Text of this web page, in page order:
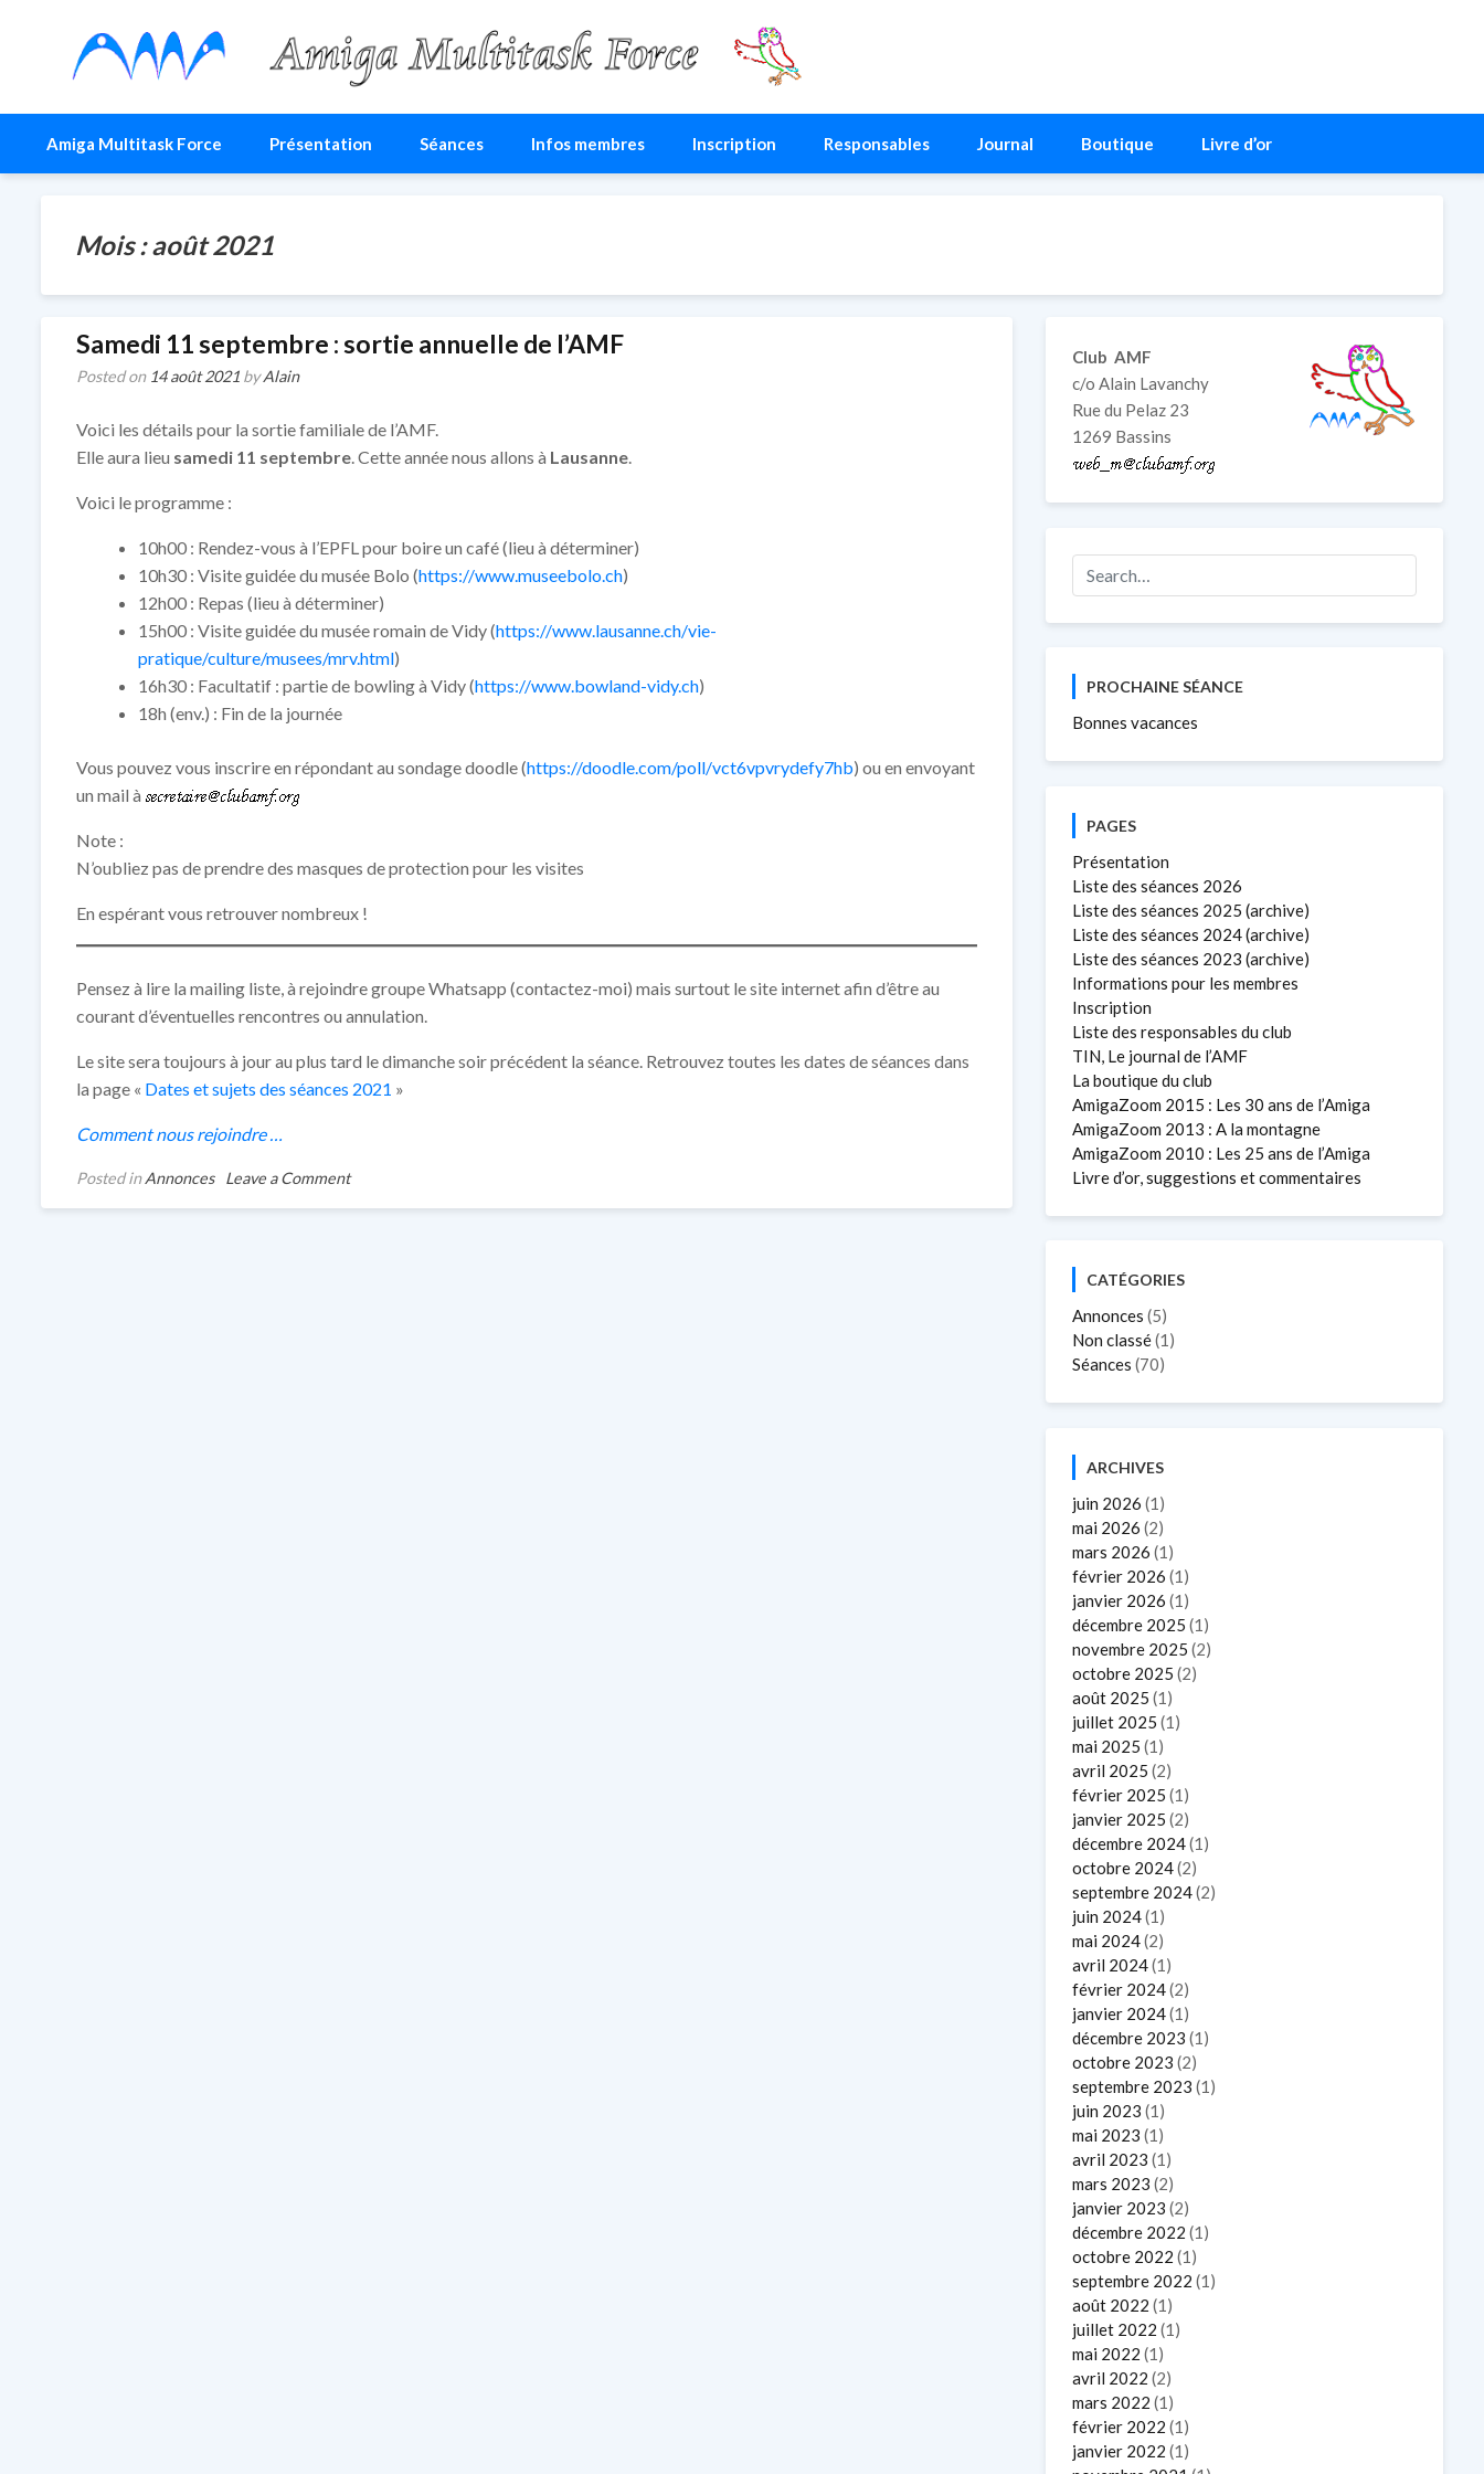
Amiga Multitask Force
Amiga Multitask Force Présentation Séances Infos membres Inscription Responsables Journal Boutique Livre d’or
Mois :août 2021
Samedi 11 septembre : sortie annuelle de l’AMF
Posted on 14 août 2021 byAlain
Voici les détails pour la sortie familiale de l’AMF.
Elle aura lieu samedi 11 septembre. Cette année nous allons à Lausanne.
Voici le programme :
10h00 : Rendez-vous à l’EPFL pour boire un café (lieu à déterminer)
10h30 : Visite guidée du musée Bolo (https://www.museebolo.ch)
12h00 : Repas (lieu à déterminer)
15h00 : Visite guidée du musée romain de Vidy (https://www.lausanne.ch/vie-
pratique/culture/musees/mrv.html)
16h30 : Facultatif : partie de bowling à Vidy (https://www.bowland-vidy.ch)
18h (env.) : Fin de la journée
Vous pouvez vous inscrire en répondant au sondage doodle (https://doodle.com/poll/vct6vpvrydefy7hb) ou en envoyant
un mail à
Note :
N’oubliez pas de prendre des masques de protection pour les visites
En espérant vous retrouver nombreux !
Pensez à lire la mailing liste, à rejoindre groupe Whatsapp (contactez-moi) mais surtout le site internet afin d’être au
courant d’éventuelles rencontres ou annulation.
Le site sera toujours à jour au plus tard le dimanche soir précédent la séance. Retrouvez toutes les dates de séances dans
la page « Dates et sujets des séances 2021 »
Comment nous rejoindre …
Posted inAnnonces Leave a Commenton
Club AMF
c/o Alain Lavanchy
Rue du Pelaz 23
1269 Bassins
PROCHAINE SÉANCE
Bonnes vacances
PAGES
Présentation
Liste des séances 2026
Liste des séances 2025 (archive)
Liste des séances 2024 (archive)
Liste des séances 2023 (archive)
Informations pour les membres
Inscription
Liste des responsables du club
TIN, Le journal de l’AMF
La boutique du club
AmigaZoom 2015 : Les 30 ans de l’Amiga
AmigaZoom 2013 : A la montagne
AmigaZoom 2010 : Les 25 ans de l’Amiga
Livre d’or, suggestions et commentaires
CATÉGORIES
Annonces (5)
Non classé(1)
Séances (70)
ARCHIVES
juin 2026 (1)
mai 2026 (2)
mars 2026 (1)
février 2026 (1)
janvier 2026 (1)
décembre 2025 (1)
novembre 2025 (2)
octobre 2025 (2)
août 2025 (1)
juillet 2025 (1)
mai 2025 (1)
avril 2025 (2)
février 2025 (1)
janvier 2025 (2)
décembre 2024(1)
octobre 2024(2)
septembre 2024(2)
juin 2024(1)
mai 2024(2)
avril 2024(1)
février 2024(2)
janvier 2024(1)
décembre 2023 (1)
octobre 2023 (2)
septembre 2023 (1)
juin 2023 (1)
mai 2023 (1)
avril 2023 (1)
mars 2023 (2)
janvier 2023 (2)
décembre 2022 (1)
octobre 2022 (1)
septembre 2022 (1)
août 2022 (1)
juillet 2022 (1)
mai 2022 (1)
avril 2022 (2)
mars 2022 (1)
février 2022 (1)
janvier 2022 (1)